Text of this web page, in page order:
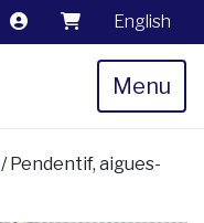
English
Menu
/ Pendentif, aigues-